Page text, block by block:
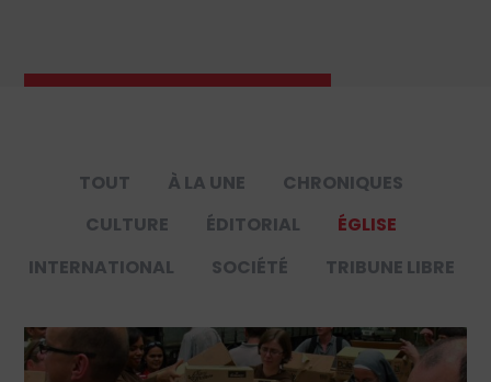
TOUT À LA UNE
CHRONIQUES
CULTURE
ÉDITORIAL
ÉGLISE
INTERNATIONAL
SOCIÉTÉ TRIBUNE LIBRE